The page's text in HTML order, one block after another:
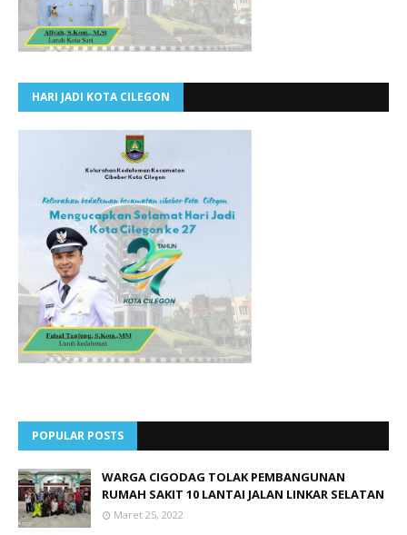
HARI JADI KOTA CILEGON
POPULAR POSTS
WARGA CIGODAG TOLAK PEMBANGUNAN
RUMAH SAKIT 10 LANTAI JALAN LINKAR SELATAN
Maret 25, 2022